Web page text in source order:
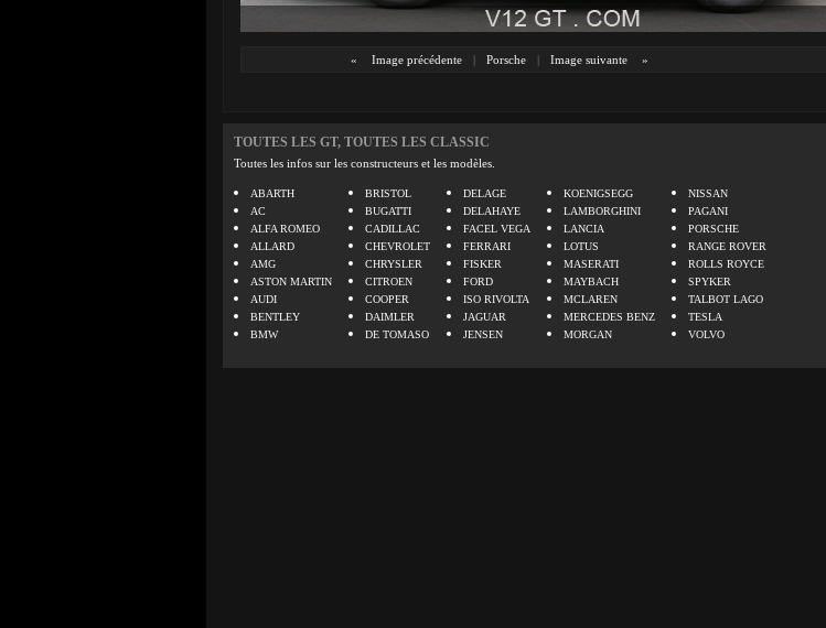
« Image précédente | Porsche | Image suivante »
TOUTES LES GT, TOUTES LES CLASSIC
Toutes les infos sur les constructeurs et les modèles.
ABARTH
AC
ALFA ROMEO
ALLARD
AMG
ASTON MARTIN
AUDI
BENTLEY
BMW
BRISTOL
BUGATTI
CADILLAC
CHEVROLET
CHRYSLER
CITROEN
COOPER
DAIMLER
DE TOMASO
DELAGE
DELAHAYE
FACEL VEGA
FERRARI
FISKER
FORD
ISO RIVOLTA
JAGUAR
JENSEN
KOENIGSEGG
LAMBORGHINI
LANCIA
LOTUS
MASERATI
MAYBACH
MCLAREN
MERCEDES BENZ
MORGAN
NISSAN
PAGANI
PORSCHE
RANGE ROVER
ROLLS ROYCE
SPYKER
TALBOT LAGO
TESLA
VOLVO